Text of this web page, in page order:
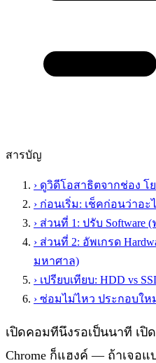
สารบัญ
› ดูวิดีโอสาธิตจากช่อง โ
› ก่อนเริ่ม: เช็คก่อนว่าอะ
› ส่วนที่ 1: ปรับ Software
› ส่วนที่ 2: อัพเกรด
มหาศาล)
› เปรียบเทียบ: HDD vs
› ซ่อมไม่ไหว ประกอบให
เปิดคอมทีนึงรอเป็นนาที เปิ
Chrome ก็แฮงค์ — ถ้าเจอ